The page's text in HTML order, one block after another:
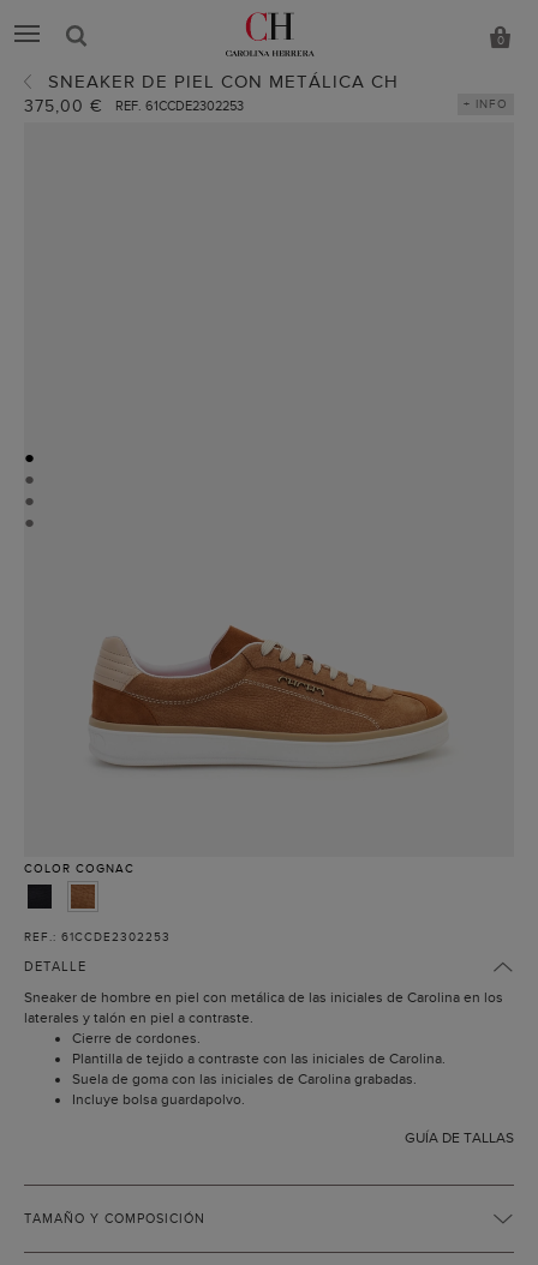
0
SNEAKER DE PIEL CON METÁLICA CH
375,00 € REF. 61CCDE2302253 + INFO
●
●
●
●
COLOR COGNAC
REF.: 61CCDE2302253
DETALLE
Sneaker de hombre en piel con metálica de las iniciales de Carolina en los
laterales y talón en piel a contraste.
Cierre de cordones.
Plantilla de tejido a contraste con las iniciales de Carolina.
Suela de goma con las iniciales de Carolina grabadas.
Incluye bolsa guardapolvo.
GUÍA DE TALLAS
TAMAÑO Y COMPOSICIÓN